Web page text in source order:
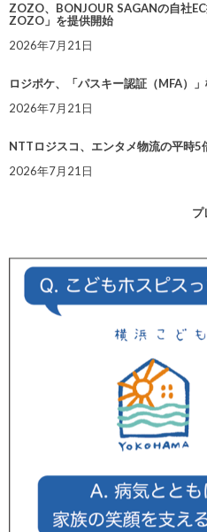
ZOZO、BONJOUR SAGANの自社
ZOZO」を提供開始
2026年7月21日
ロジポケ、「パスキー認証（MFA）
2026年7月21日
NTTロジスコ、エンタメ物流の平時
2026年7月21日
プ